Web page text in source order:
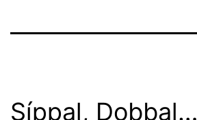
Síppal, Dobbal…